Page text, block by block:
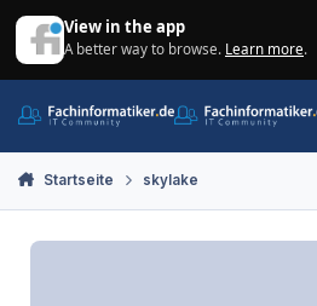
View in the app
A better way to browse. Learn more.
Startseite skylake